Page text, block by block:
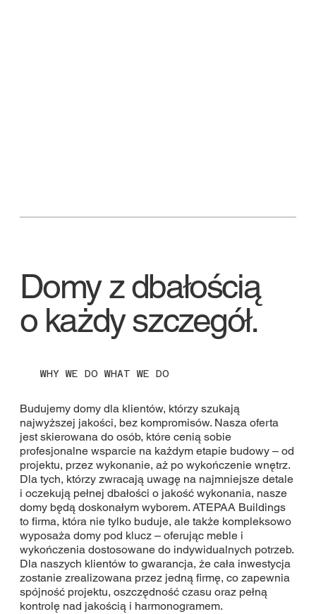
Domy z dbałością
o każdy szczegół.
WHY WE DO WHAT WE DO
Budujemy domy dla klientów, którzy szukają
najwyższej jakości, bez kompromisów. Nasza oferta
jest skierowana do osób, które cenią sobie
profesjonalne wsparcie na każdym etapie budowy – od
projektu, przez wykonanie, aż po wykończenie wnętrz.
Dla tych, którzy zwracają uwagę na najmniejsze detale
i oczekują pełnej dbałości o jakość wykonania, nasze
domy będą doskonałym wyborem. ATEPAA Buildings
to firma, która nie tylko buduje, ale także kompleksowo
wyposaża domy pod klucz – oferując meble i
wykończenia dostosowane do indywidualnych potrzeb.
Dla naszych klientów to gwarancja, że cała inwestycja
zostanie zrealizowana przez jedną firmę, co zapewnia
spójność projektu, oszczędność czasu oraz pełną
kontrolę nad jakością i harmonogramem.